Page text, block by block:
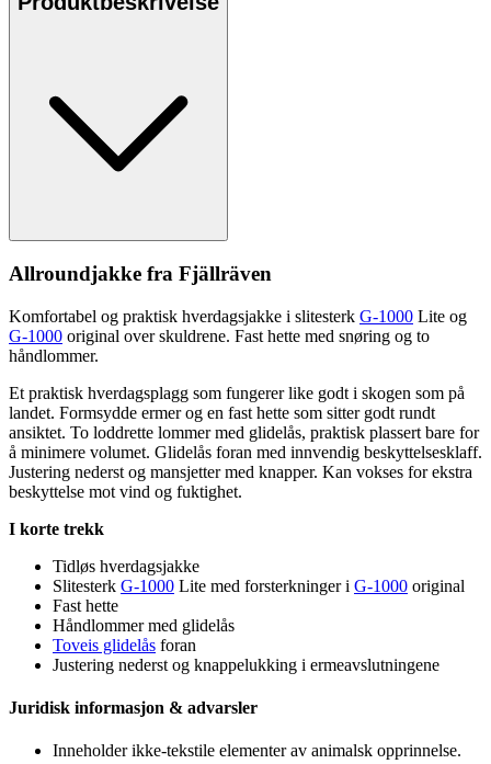
Allroundjakke fra Fjällräven
Komfortabel og praktisk hverdagsjakke i slitesterk G-1000 Lite og
G-1000 original over skuldrene. Fast hette med snøring og to
håndlommer.
Et praktisk hverdagsplagg som fungerer like godt i skogen som på
landet. Formsydde ermer og en fast hette som sitter godt rundt
ansiktet. To loddrette lommer med glidelås, praktisk plassert bare for
å minimere volumet. Glidelås foran med innvendig beskyttelsesklaff.
Justering nederst og mansjetter med knapper. Kan vokses for ekstra
beskyttelse mot vind og fuktighet.
I korte trekk
Tidløs hverdagsjakke
Slitesterk G-1000 Lite med forsterkninger i G-1000 original
Fast hette
Håndlommer med glidelås
Toveis glidelås foran
Justering nederst og knappelukking i ermeavslutningene
Juridisk informasjon & advarsler
Inneholder ikke-tekstile elementer av animalsk opprinnelse.